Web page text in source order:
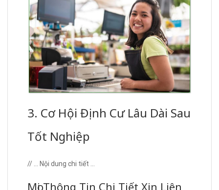
3. Cơ Hội Định Cư Lâu Dài Sau
Tốt Nghiệp
// … Nội dung chi tiết …
Mọi Thông Tin Chi Tiết Xin Liên